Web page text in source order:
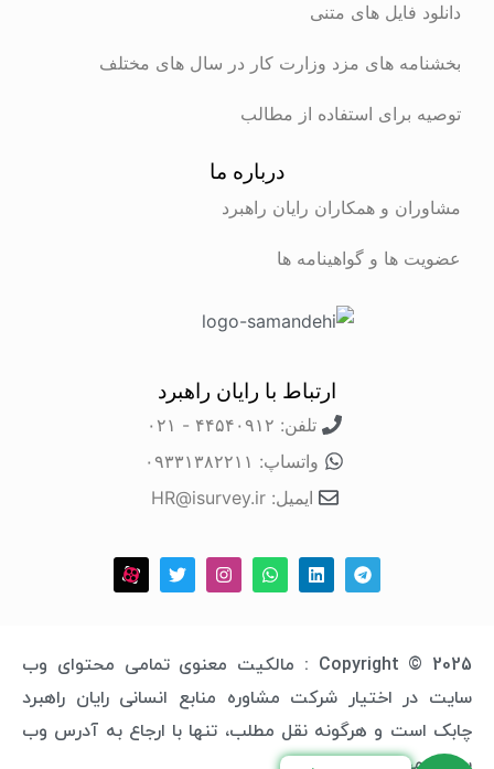
دانلود فایل های متنی
بخشنامه های مزد وزارت کار در سال های مختلف
توصیه برای استفاده از مطالب
درباره ما
مشاوران و همکاران رایان راهبرد
عضویت ها و گواهینامه ها
ارتباط با رایان راهبرد
تلفن: ۴۴۵۴۰۹۱۲ - ۰۲۱
واتساپ: ۰۹۳۳۱۳۸۲۲۱۱
ایمیل: HR@isurvey.ir
Copyright © 2025 : مالکیت معنوی تمامی محتوای وب
سایت در اختیار شرکت مشاوره منابع انسانی رایان راهبرد
چابک است و هرگونه نقل مطلب، تنها با ارجاع به آدرس وب